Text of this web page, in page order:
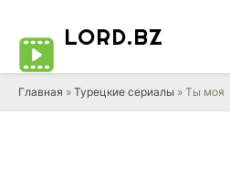
LORD.BZ
Главная » Турецкие сериалы » Ты моя